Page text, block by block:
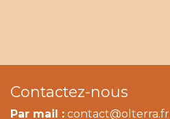
Contactez-nous
Par mail : contact@olterra.fr